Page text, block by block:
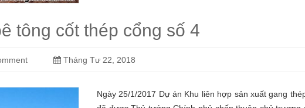
tông cốt thép cổng số 4
Tháng Tư 22, 2018
Ngày 25/1/2017 Dự án Khu liên hợp sản xuất gang